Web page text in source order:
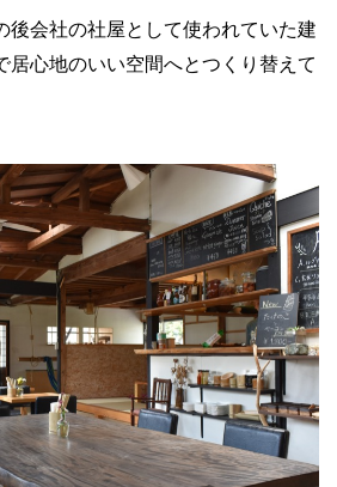
後会社の社屋として使われていた建
居心地のいい空間へとつくり替えて